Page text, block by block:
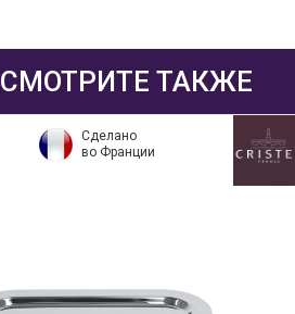
СМОТРИТЕ ТАКЖЕ
Сделано
во Франции